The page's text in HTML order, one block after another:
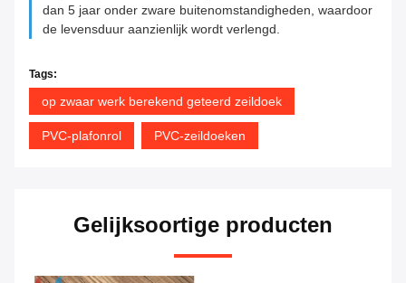
dan 5 jaar onder zware buitenomstandigheden, waardoor
de levensduur aanzienlijk wordt verlengd.
Tags:
op zwaar werk berekend geteerd zeildoek
PVC-plafonrol PVC-zeildoeken
Gelijksoortige producten